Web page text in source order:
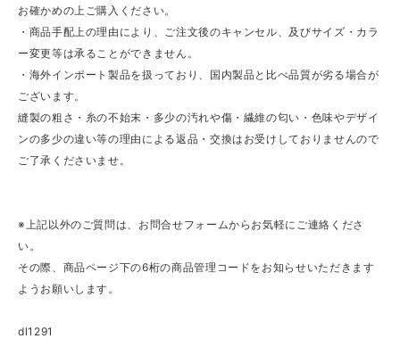
お確かめの上ご購入ください。
・商品手配上の理由により、ご注文後のキャンセル、及びサイズ・カラ
ー変更等は承ることができません。
・海外インポート製品を扱っており、国内製品と比べ品質が劣る場合が
ございます。
縫製の粗さ・糸の不始末・多少の汚れや傷・繊維の匂い・色味やデザイ
ンの多少の違い等の理由による返品・交換はお受けしておりませんので
ご了承くださいませ。
※上記以外のご質問は、お問合せフォームからお気軽にご連絡くださ
い。
その際、商品ページ下の6桁の商品管理コードをお知らせいただきます
ようお願いします。
dl1291